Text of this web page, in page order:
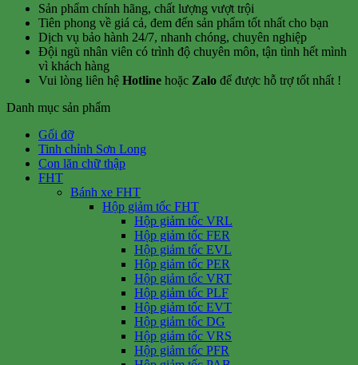
Sản phẩm chính hãng, chất lượng vượt trội
Tiên phong về giá cả, đem đến sản phẩm tốt nhất cho bạn
Dịch vụ bảo hành 24/7, nhanh chóng, chuyên nghiệp
Đội ngũ nhân viên có trình độ chuyên môn, tận tình hết mình
vì khách hàng
Vui lòng liên hệ Hotline hoặc Zalo để được hỗ trợ tốt nhất !
Danh mục sản phẩm
Gối đỡ
Tinh chỉnh Sơn Long
Con lăn chữ thập
FHT
Bánh xe FHT
Hộp giảm tốc FHT
Hộp giảm tốc VRL
Hộp giảm tốc FER
Hộp giảm tốc EVL
Hộp giảm tốc PER
Hộp giảm tốc VRT
Hộp giảm tốc PLF
Hộp giảm tốc EVT
Hộp giảm tốc DG
Hộp giảm tốc VRS
Hộp giảm tốc PFR